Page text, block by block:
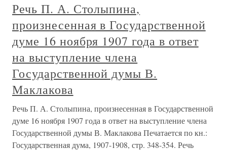
Речь П. А. Столыпина,
произнесенная в Государственной
думе 16 ноября 1907 года в ответ
на выступление члена
Государственной думы В.
Маклакова
Речь П. А. Столыпина, произнесенная в Государственной
думе 16 ноября 1907 года в ответ на выступление члена
Государственной думы В. Маклакова Печатается по кн.:
Государственная дума, 1907-1908, стр. 348-354. Речь